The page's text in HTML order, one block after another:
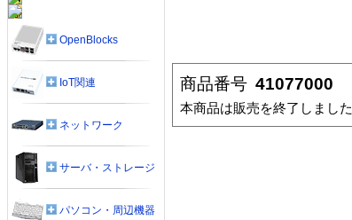
商品番号 41077000
本商品は販売を終了しました
OpenBlocks
IoT関連
ネットワーク
サーバ・ストレージ
パソコン・周辺機器